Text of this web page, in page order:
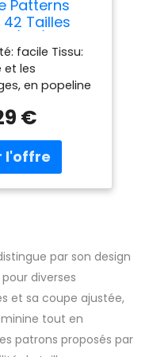
Patterns
42 Tailles
de Robes
facile Tissu:
et les
en popeline
du patron et
aux États-Unis.
Motif Tracy
€
par son design
diverses
et sa coupe ajustée,
tout en
patrons proposés par